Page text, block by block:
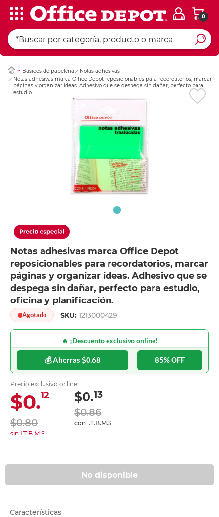
0
Básicos de papeleria
Notas adhesivas
Notas adhesivas marca Office Depot reposicionables para recordatorios, marcar
páginas y organizar ideas. Adhesivo que se despega sin dañar, perfecto para
estudio, oficina y planificación.
Notas adhesivas marca Office Depot
reposicionables para recordatorios, marcar
páginas y organizar ideas. Adhesivo que se
despega sin dañar, perfecto para estudio,
oficina y planificación.
Agotado SKU:1213000429
🔥 ¡Descuento exclusivo online!
💰 Ahorras $0.68 85% OFF
Precio exclusivo online:
$0.12
$0.80
sin I.T.B.M.S
$0.13
$0.86
con I.T.B.M.S
No disponible
Ingresar Codigo
Características